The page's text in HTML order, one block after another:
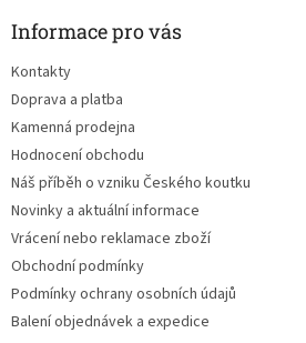
Informace pro vás
Kontakty
Doprava a platba
Kamenná prodejna
Hodnocení obchodu
Náš příběh o vzniku Českého koutku
Novinky a aktuální informace
Vrácení nebo reklamace zboží
Obchodní podmínky
Podmínky ochrany osobních údajů
Balení objednávek a expedice